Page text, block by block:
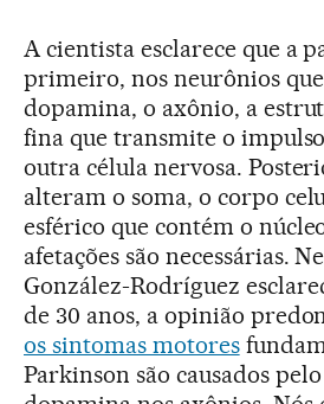
A cientista esclarece que a
primeiro, nos neurônios
dopamina, o axônio, a
fina que transmite o
outra célula nervosa.
alteram o soma, o corpo
esférico que contém o
afetações são necessárias.
González-Rodríguez
de 30 anos, a opinião
os sintomas motores
Parkinson são causados